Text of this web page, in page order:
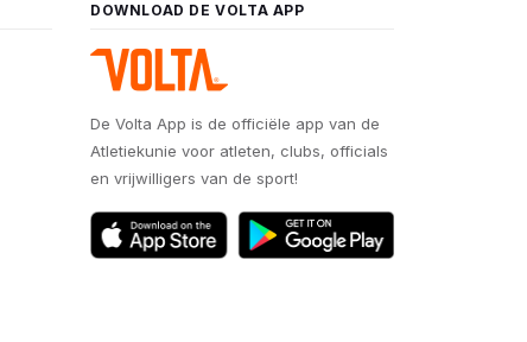
DOWNLOAD DE VOLTA APP
De Volta App is de officiële app van de
Atletiekunie voor atleten, clubs, officials
en vrijwilligers van de sport!